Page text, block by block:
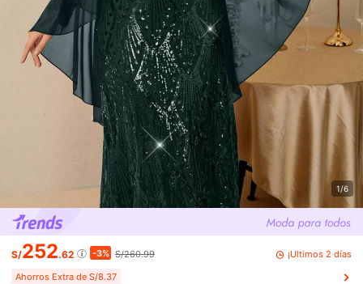
1/6
S/252.62 -3% S/260.99 ¡Últimos 2 días
Ahorros Extra de S/8.37